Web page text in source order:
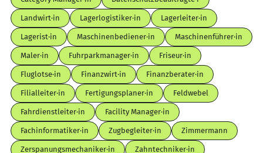
Landwirt·in Lagerlogistiker·in Lagerleiter·in
Lagerist·in Maschinenbediener·in Maschinenführer·in
Maler·in Fuhrparkmanager·in Friseur·in
Fluglotse·in Finanzwirt·in Finanzberater·in
Filialleiter·in Fertigungsplaner·in Feldwebel
Fahrdienstleiter·in Facility Manager·in
Fachinformatiker·in Zugbegleiter·in Zimmermann
Zerspanungsmechaniker·in Zahntechniker·in